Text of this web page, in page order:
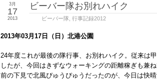
ビーバー隊お別れハイク
ビーバー隊 行事記録2012
3月
17
2013
2013年03月17日（日）北港公園
24年度これが最後の隊行事、お別れハイク。従来は
したが、今回はきずなウォーキングの距離稼ぎも兼
前の下見で北風ぴゅうぴゅうだったのが、今日は快